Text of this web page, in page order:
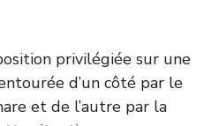
privilégiée sur une
d’un côté par le
et de l’autre par la